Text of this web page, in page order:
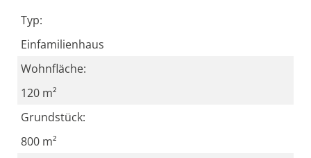
Typ:
Einfamilienhaus
Wohnfläche:
120 m²
Grundstück:
800 m²